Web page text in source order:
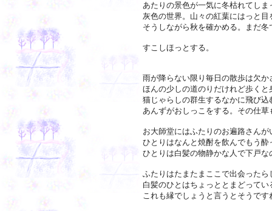
あたりの景色が一気に冬枯れてしま
灰色の世界。山々の紅葉にはっと目
そうしながら秋を確かめる。まだ
すこしほっとする。
雨が降らない限り毎日の散歩は欠か
ほんの少しの道のりだけれど歩くと
猫じゃらしの群生するなかに飛び込
あんずがおしっこをする。その仕草
お大師堂にはふたりのお遍路さんが
ひとりはなんと焼酎を飲んでもう酔
ひとりは白髪の物静かな人で下戸な
ふたりはたまたまここで出会ったら
白髪のひとはちょっととまどってい
これも縁でしょうと言うとそうで